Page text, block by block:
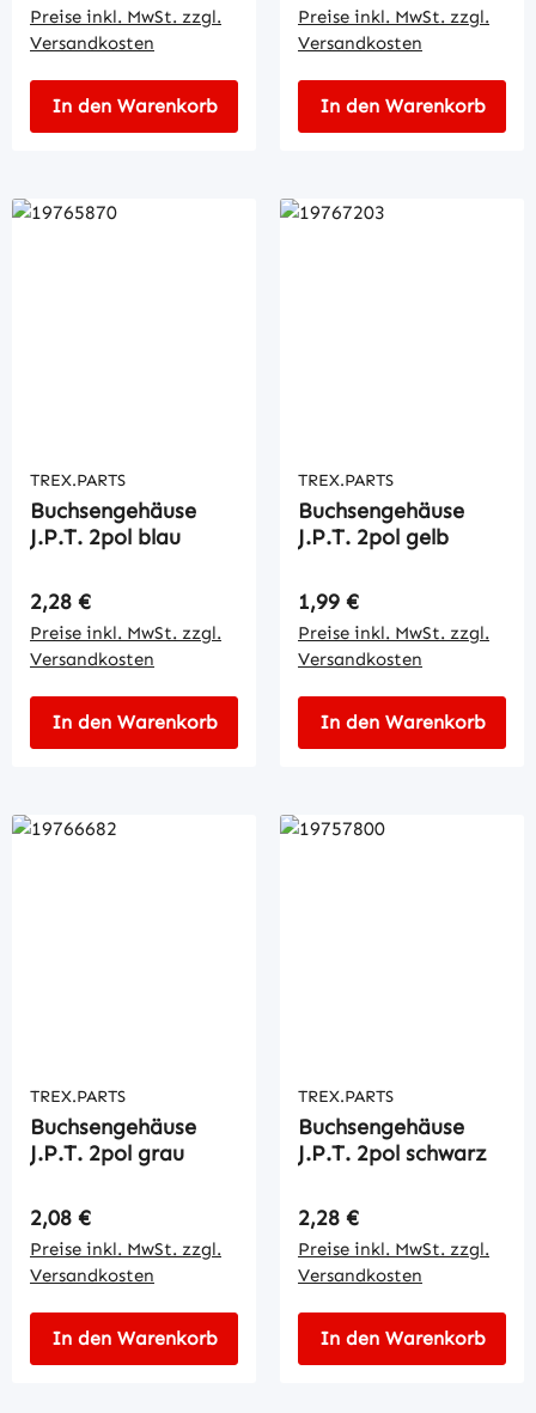
Preise inkl. MwSt. zzgl.
Versandkosten
In den Warenkorb
Preise inkl. MwSt. zzgl.
Versandkosten
In den Warenkorb
TREX.PARTS
Buchsengehäuse
J.P.T. 2pol blau
Regulärer Preis:
2,28 €
Preise inkl. MwSt. zzgl.
Versandkosten
In den Warenkorb
TREX.PARTS
Buchsengehäuse
J.P.T. 2pol gelb
Regulärer Preis:
1,99 €
Preise inkl. MwSt. zzgl.
Versandkosten
In den Warenkorb
TREX.PARTS
Buchsengehäuse
J.P.T. 2pol grau
Regulärer Preis:
2,08 €
Preise inkl. MwSt. zzgl.
Versandkosten
In den Warenkorb
TREX.PARTS
Buchsengehäuse
J.P.T. 2pol schwarz
Regulärer Preis:
2,28 €
Preise inkl. MwSt. zzgl.
Versandkosten
In den Warenkorb